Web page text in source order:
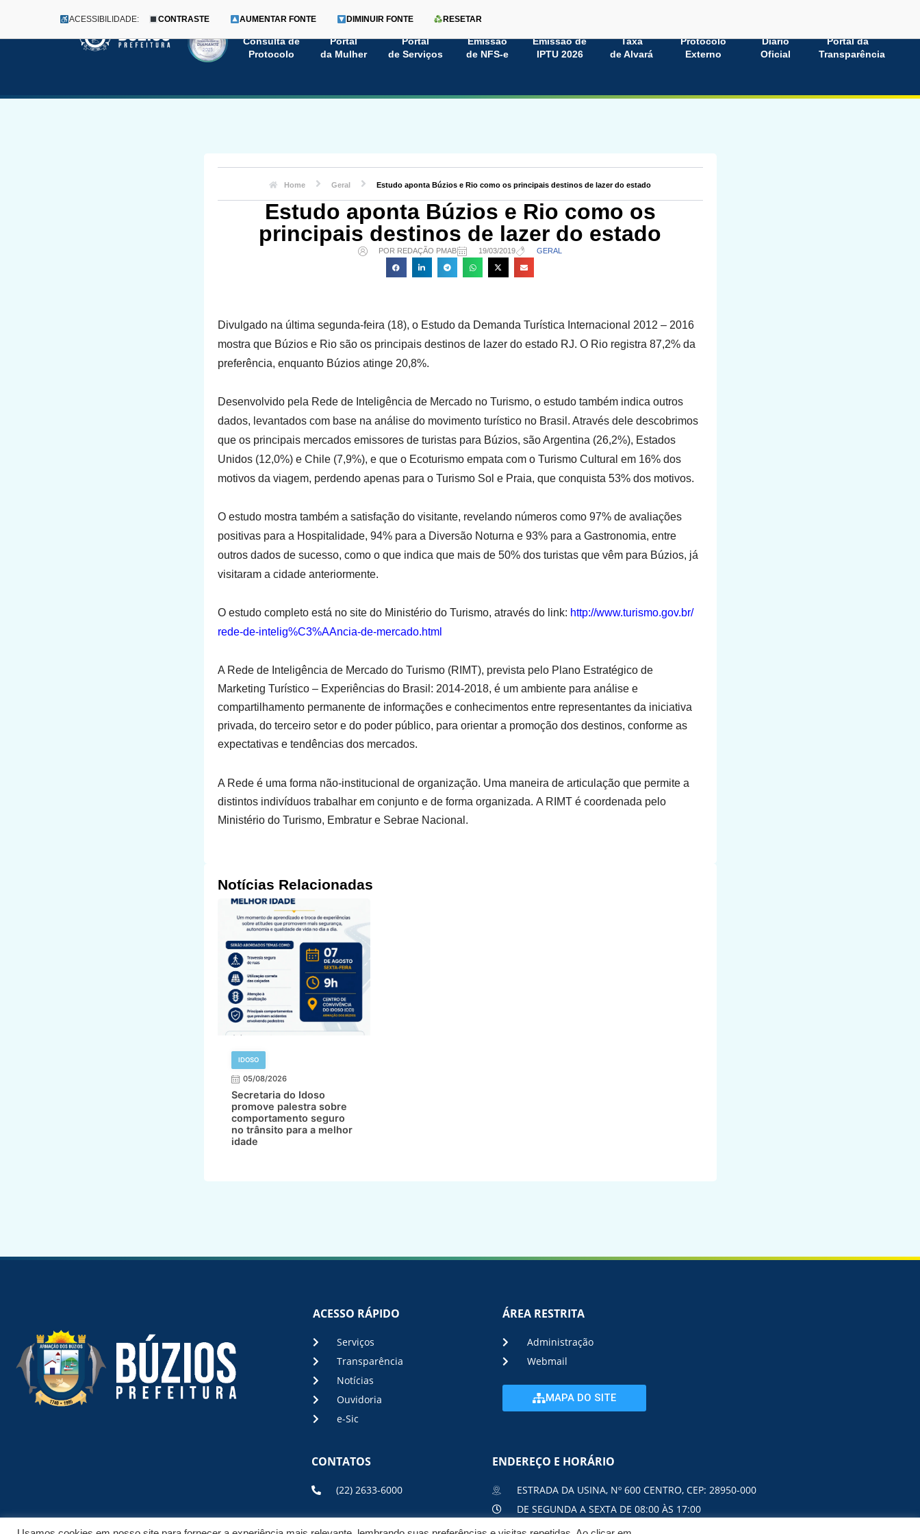
Pular
conteúdo
Menu
Consulta de
Protocolo
Portal
da Mulher
Portal
de Serviços
Emissão
de NFS-e
Emissão de
IPTU 2026
Taxa
de Alvará
Protocolo
Externo
Diário
Oficial
Portal da
Transparência
ACESSIBILIDADE: CONTRASTE AUMENTAR FONTE DIMINUIR FONTE RESETAR
Home Geral Estudo aponta Búzios e Rio como os principais destinos de lazer do estado
Estudo aponta Búzios e Rio como os
principais destinos de lazer do estado
POR REDAÇÃO PMAB 19/03/2019 GERAL
Divulgado na última segunda-feira (18), o Estudo da Demanda Turística Internacional 2012 – 2016
mostra que Búzios e Rio são os principais destinos de lazer do estado RJ. O Rio registra 87,2% da
preferência, enquanto Búzios atinge 20,8%.
Desenvolvido pela Rede de Inteligência de Mercado no Turismo, o estudo também indica outros
dados, levantados com base na análise do movimento turístico no Brasil. Através dele descobrimos
que os principais mercados emissores de turistas para Búzios, são Argentina (26,2%), Estados
Unidos (12,0%) e Chile (7,9%), e que o Ecoturismo empata com o Turismo Cultural em 16% dos
motivos da viagem, perdendo apenas para o Turismo Sol e Praia, que conquista 53% dos motivos.
O estudo mostra também a satisfação do visitante, revelando números como 97% de avaliações
positivas para a Hospitalidade, 94% para a Diversão Noturna e 93% para a Gastronomia, entre
outros dados de sucesso, como o que indica que mais de 50% dos turistas que vêm para Búzios, já
visitaram a cidade anteriormente.
O estudo completo está no site do Ministério do Turismo, através do link: http://www.turismo.gov.br/
rede-de-intelig%C3%AAncia-de-mercado.html
A Rede de Inteligência de Mercado do Turismo (RIMT), prevista pelo Plano Estratégico de
Marketing Turístico – Experiências do Brasil: 2014-2018, é um ambiente para análise e
compartilhamento permanente de informações e conhecimentos entre representantes da iniciativa
privada, do terceiro setor e do poder público, para orientar a promoção dos destinos, conforme as
expectativas e tendências dos mercados.
A Rede é uma forma não-institucional de organização. Uma maneira de articulação que permite a
distintos indivíduos trabalhar em conjunto e de forma organizada. A RIMT é coordenada pelo
Ministério do Turismo, Embratur e Sebrae Nacional.
Notícias Relacionadas
IDOSO
05/08/2026
Secretaria do Idoso
promove palestra sobre
comportamento seguro
no trânsito para a melhor
idade
ACESSO RÁPIDO
Serviços
Transparência
Notícias
Ouvidoria
e-Sic
ÁREA RESTRITA
Administração
Webmail
MAPA DO SITE
CONTATOS
(22) 2633-6000
ENDEREÇO E HORÁRIO
ESTRADA DA USINA, Nº 600 CENTRO, CEP: 28950-000
DE SEGUNDA A SEXTA DE 08:00 ÀS 17:00